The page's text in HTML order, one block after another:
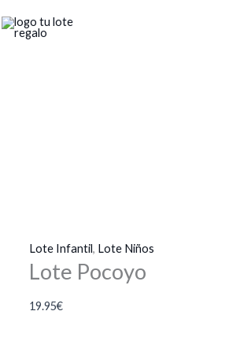
al
Lote Infantil, Lote Niños
Lote Pocoyo
19.95€